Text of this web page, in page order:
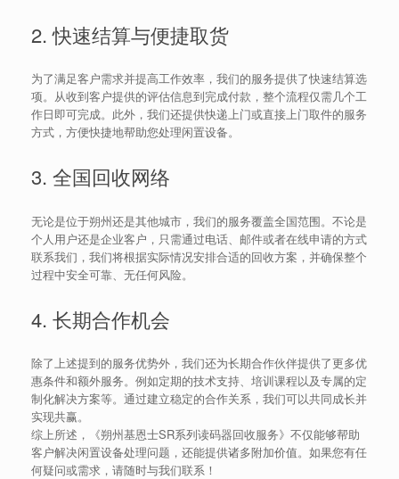
2. 快速结算与便捷取货
为了满足客户需求并提高工作效率，我们的服务提供了快速结算选
项。从收到客户提供的评估信息到完成付款，整个流程仅需几个工
作日即可完成。此外，我们还提供快递上门或直接上门取件的服务
方式，方便快捷地帮助您处理闲置设备。
3. 全国回收网络
无论是位于朔州还是其他城市，我们的服务覆盖全国范围。不论是
个人用户还是企业客户，只需通过电话、邮件或者在线申请的方式
联系我们，我们将根据实际情况安排合适的回收方案，并确保整个
过程中安全可靠、无任何风险。
4. 长期合作机会
除了上述提到的服务优势外，我们还为长期合作伙伴提供了更多优
惠条件和额外服务。例如定期的技术支持、培训课程以及专属的定
制化解决方案等。通过建立稳定的合作关系，我们可以共同成长并
实现共赢。
综上所述，《朔州基恩士SR系列读码器回收服务》不仅能够帮助
客户解决闲置设备处理问题，还能提供诸多附加价值。如果您有任
何疑问或需求，请随时与我们联系！